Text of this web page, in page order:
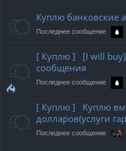
Куплю банковские
Последнее сообщение
[ Куплю ] [I will
сообщения
Последнее сообщение
[ Куплю ] Куплю
долларов(услуги
Последнее сообщение